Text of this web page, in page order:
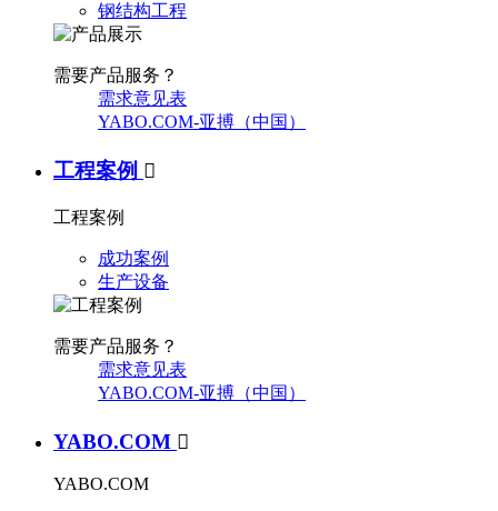
钢结构工程
需要产品服务？
需求意见表
YABO.COM-亚搏（中国）
工程案例 
工程案例
成功案例
生产设备
需要产品服务？
需求意见表
YABO.COM-亚搏（中国）
YABO.COM 
YABO.COM